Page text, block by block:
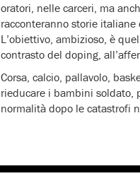
oratori, nelle carceri, ma
racconteranno storie
L’obiettivo, ambizioso, è
contrasto del doping,
Corsa, calcio, pallavolo,
rieducare i bambini soldato,
normalità dopo le catastrofi